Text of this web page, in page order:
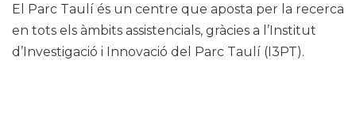
El Parc Taulí és un centre que aposta per la recerca
en tots els àmbits assistencials, gràcies a l’Institut
d’Investigació i Innovació del Parc Taulí (I3PT).